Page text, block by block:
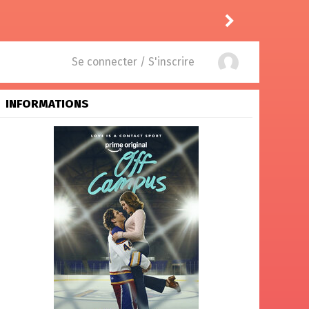
Se connecter / S'inscrire
INFORMATIONS